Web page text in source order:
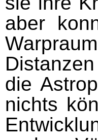
aber
die
nichts